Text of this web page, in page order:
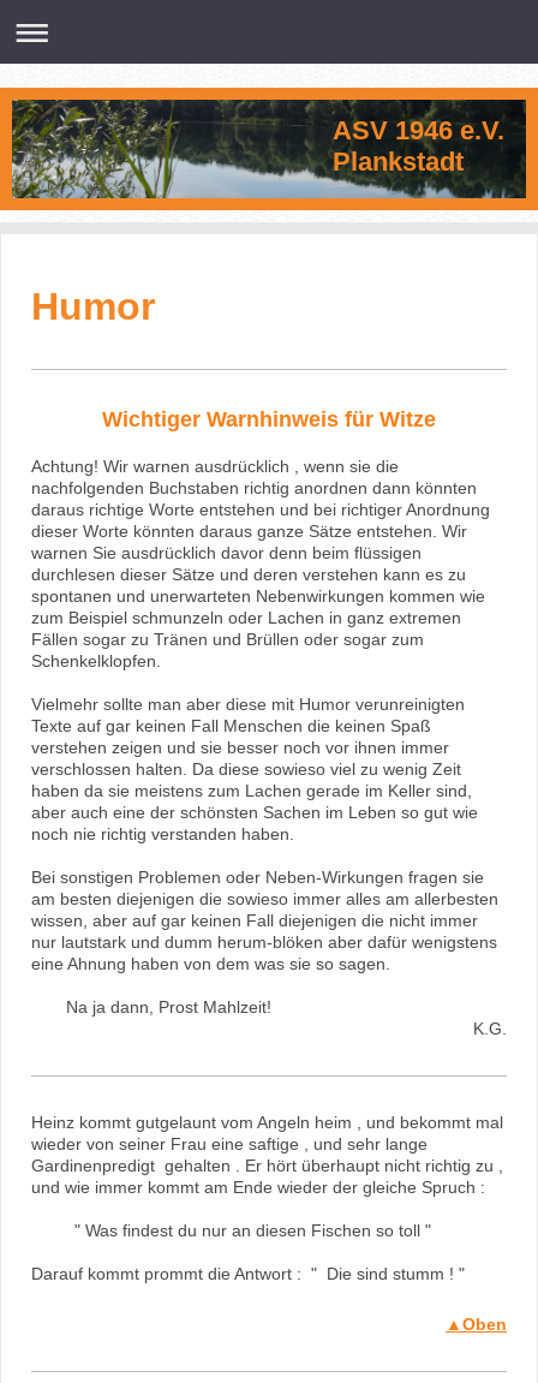
ASV 1946 e.V.
Plankstadt
Humor
Wichtiger Warnhinweis für Witze
Achtung! Wir warnen ausdrücklich , wenn sie die
nachfolgenden Buchstaben richtig anordnen dann könnten
daraus richtige Worte entstehen und bei richtiger Anordnung
dieser Worte könnten daraus ganze Sätze entstehen. Wir
warnen Sie ausdrücklich davor denn beim flüssigen
durchlesen dieser Sätze und deren verstehen kann es zu
spontanen und unerwarteten Nebenwirkungen kommen wie
zum Beispiel schmunzeln oder Lachen in ganz extremen
Fällen sogar zu Tränen und Brüllen oder sogar zum
Schenkelklopfen.
Vielmehr sollte man aber diese mit Humor verunreinigten
Texte auf gar keinen Fall Menschen die keinen Spaß
verstehen zeigen und sie besser noch vor ihnen immer
verschlossen halten. Da diese sowieso viel zu wenig Zeit
haben da sie meistens zum Lachen gerade im Keller sind,
aber auch eine der schönsten Sachen im Leben so gut wie
noch nie richtig verstanden haben.
Bei sonstigen Problemen oder Neben-Wirkungen fragen sie
am besten diejenigen die sowieso immer alles am allerbesten
wissen, aber auf gar keinen Fall diejenigen die nicht immer
nur lautstark und dumm herum-blöken aber dafür wenigstens
eine Ahnung haben von dem was sie so sagen.
Na ja dann, Prost Mahlzeit!
K.G.
Heinz kommt gutgelaunt vom Angeln heim , und bekommt mal
wieder von seiner Frau eine saftige , und sehr lange
Gardinenpredigt gehalten . Er hört überhaupt nicht richtig zu ,
und wie immer kommt am Ende wieder der gleiche Spruch :
" Was findest du nur an diesen Fischen so toll "
Darauf kommt prommt die Antwort : " Die sind stumm ! "
▲Oben